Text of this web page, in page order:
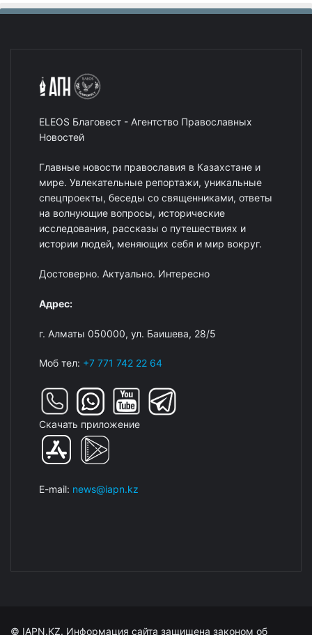
ELEOS Благовест - Агентство Православных
Новостей
Главные новости православия в Казахстане и
мире. Увлекательные репортажи, уникальные
спецпроекты, беседы со священниками, ответы
на волнующие вопросы, исторические
исследования, рассказы о путешествиях и
истории людей, меняющих себя и мир вокруг.
Достоверно. Актуально. Интересно
Адрес:
г. Алматы 050000, ул. Баишева, 28/5
Моб тел: +7 771 742 22 64
Скачать приложение
E-mail: news@iapn.kz
© IAPN.KZ. Информация сайта защищена законом об